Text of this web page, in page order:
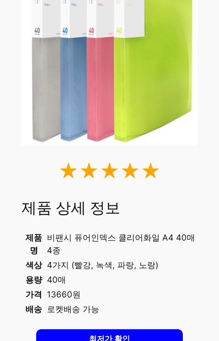
★★★★★
제품 상세 정보
제품
명
비팬시 퓨어인덱스 클리어화일 A4 40매
4종
색상 4가지 (빨강, 녹색, 파랑, 노랑)
용량 40매
가격
13660원
배송 로켓배송 가능
최저가 확인